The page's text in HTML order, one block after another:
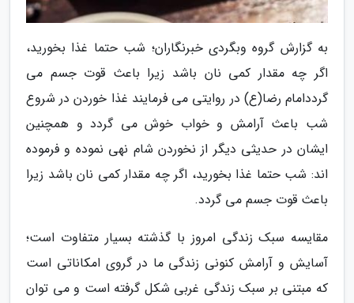
به گزارش گروه وبگردی خبرنگاران؛ شب حتما غذا بخورید،
اگر چه مقدار کمی نان باشد زیرا باعث قوت جسم می
گرددامام رضا(ع) در روایتی می فرمایند غذا خوردن در شروع
شب باعث آرامش و خواب خوش می گردد و همچنین
ایشان در حدیثی دیگر از نخوردن شام نهی نموده و فرموده
اند: شب حتما غذا بخورید، اگر چه مقدار کمی نان باشد زیرا
باعث قوت جسم می گردد.
مقایسه سبک زندگی امروز با گذشته بسیار متفاوت است؛
آسایش و آرامش کنونی زندگی ما در گروی امکاناتی است
که مبتنی بر سبک زندگی غربی شکل گرفته است و می توان